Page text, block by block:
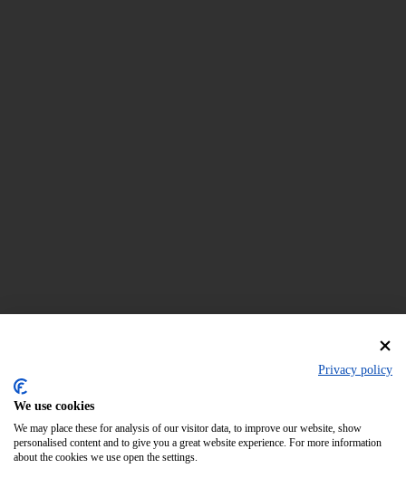
Privacy policy
We use cookies
We may place these for analysis of our visitor data, to improve our website, show
personalised content and to give you a great website experience. For more information
about the cookies we use open the settings.